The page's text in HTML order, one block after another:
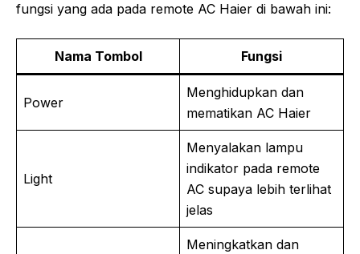
fungsi yang ada pada remote AC Haier di bawah ini:
Nama Tombol Fungsi
Power
Menghidupkan dan
mematikan AC Haier
Light
Menyalakan lampu
indikator pada remote
AC supaya lebih terlihat
jelas
Meningkatkan dan